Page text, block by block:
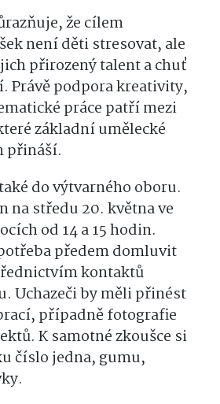
že cílem
není děti stresovat, ale
přirozený talent a chuť
Právě podpora kreativity,
práce patří mezi
základní umělecké
přináší.
do výtvarného oboru.
na středu 20. května ve
od 14 a 15 hodin.
předem domluvit
kontaktů
Uchazeči by měli přinést
případně fotografie
K samotné zkoušce si
číslo jedna, gumu,